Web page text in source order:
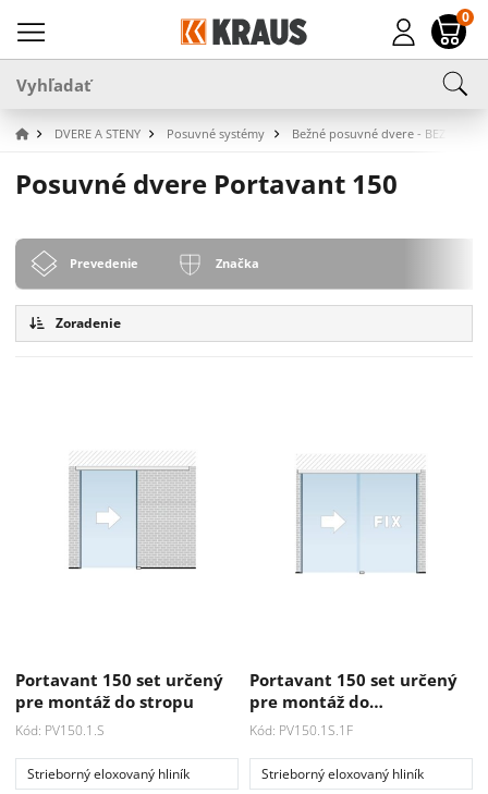
0
DVERE A STENY Posuvné systémy Bežné posuvné dvere - BEZ SKLA
Posuvné dvere Portavant 150
Prevedenie Značka
Zoradenie
Portavant 150 set určený
pre montáž do stropu
Kód: PV150.1.S
Strieborný eloxovaný hliník
Portavant 150 set určený
pre montáž do…
Kód: PV150.1S.1F
Strieborný eloxovaný hliník